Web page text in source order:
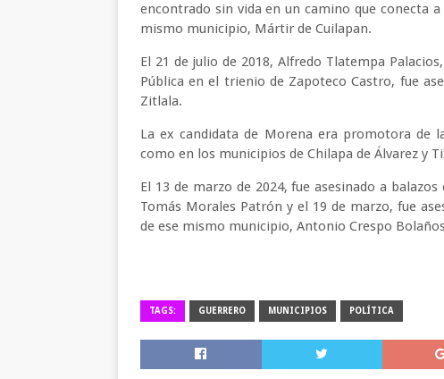
encontrado sin vida en un camino que conecta
mismo municipio, Mártir de Cuilapan.
El 21 de julio de 2018, Alfredo Tlatempa
Pública en el trienio de Zapoteco Castro, fue
Zitlala.
La ex candidata de Morena era promotora de
como en los municipios de Chilapa de Álvarez y
El 13 de marzo de 2024, fue asesinado a
Tomás Morales Patrón y el 19 de marzo, fue
de ese mismo municipio, Antonio Crespo
TAGS: GUERRERO MUNICIPIOS POLÍTICA